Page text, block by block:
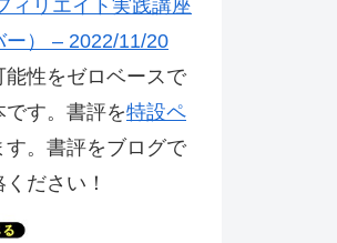
ィリエイト実践講座
） – 2022/11/20
性をゼロベースで
す。書評を特設ペ
す。書評をブログで
ださい！